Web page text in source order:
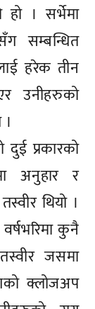
। सर्भेमा
सम्बन्धित
हरेक तीन
उनीहरुको
प्रकारको
अनुहार र
थियो ।
कुनै
जसमा
क्लोजअप